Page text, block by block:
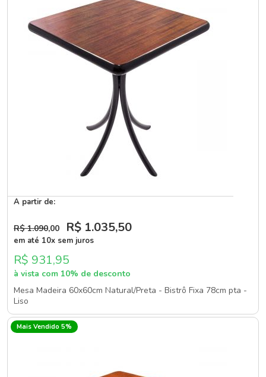
A partir de:
R$ 1.090,00 R$ 1.035,50
em até 10x sem juros
R$ 931,95
à vista com 10% de desconto
Mesa Madeira 60x60cm Natural/Preta - Bistrô Fixa 78cm pta -
Liso
Mais Vendido 5%